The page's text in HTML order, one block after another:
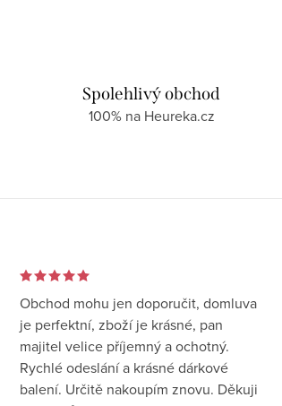
Spolehlivý obchod
100% na Heureka.cz
Obchod mohu jen doporučit, domluva
je perfektní, zboží je krásné, pan
majitel velice příjemný a ochotný.
Rychlé odeslání a krásné dárkové
balení. Určitě nakoupím znovu. Děkuji